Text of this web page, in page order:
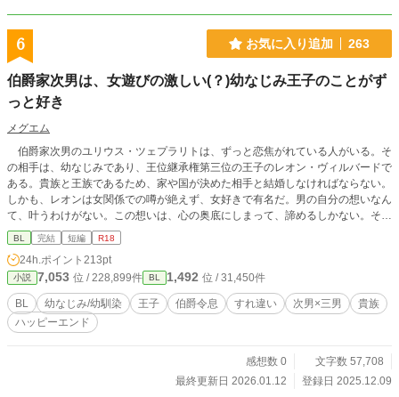
6 お気に入り追加 263
伯爵家次男は、女遊びの激しい(？)幼なじみ王子のことがず
っと好き
メグエム
伯爵家次男のユリウス・ツェプラリトは、ずっと恋焦がれている人がいる。そ
の相手は、幼なじみであり、王位継承権第三位の王子のレオン・ヴィルバードで
ある。貴族と王族であるため、家や国が決めた相手と結婚しなければならない。
しかも、レオンは女関係での噂が絶えず、女好きで有名だ。男の自分の想いなん
て、叶うわけがない。この想いは、心の奥底にしまって、諦めるしかない。そう
思っていた。
BL 完結 短編 R18
24h.ポイント 213pt
小説 7,053 位 / 228,899件 BL 1,492 位 / 31,450件
BL 幼なじみ/幼馴染 王子 伯爵令息 すれ違い 次男×三男
貴族
ハッピーエンド
感想数 0
文字数 57,708
最終更新日 2026.01.12
登録日 2025.12.09